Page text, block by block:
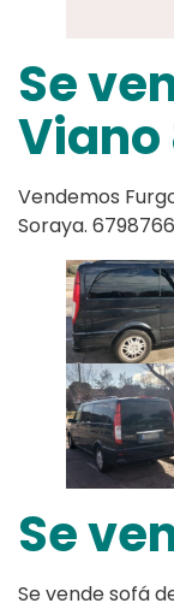
Se
Viano
Vendemos
Soraya.
Se
Se vende sofá